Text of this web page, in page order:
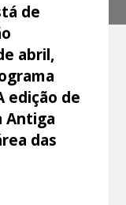
de
abril,
edição de
Antiga
das